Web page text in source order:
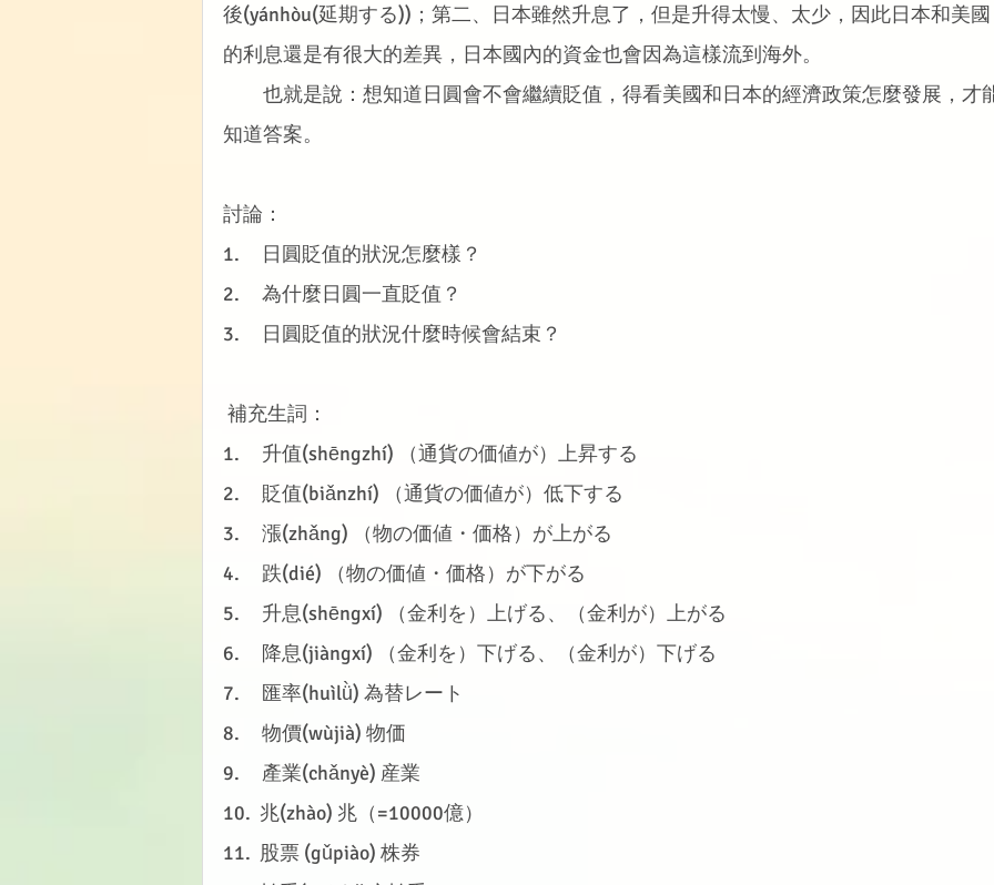
後(yánhòu(延期する))；第二、日本雖然升息了，但是升得太慢、太少，因此日本和美國
的利息還是有很大的差異，日本國內的資金也會因為這樣流到海外。
也就是說：想知道日圓會不會繼續貶值，得看美國和日本的經濟政策怎麼發展，才
知道答案。
討論：
1.     日圓貶值的狀況怎麼樣？
2.     為什麼日圓一直貶值？
3.     日圓貶值的狀況什麼時候會結束？
補充生詞：
1.     升值(shēngzhí) （通貨の価値が）上昇する
2.     貶值(biǎnzhí) （通貨の価値が）低下する
3.     漲(zhǎng) （物の価値・価格）が上がる
4.     跌(dié) （物の価値・価格）が下がる
5.     升息(shēngxí) （金利を）上げる、（金利が）上がる
6.     降息(jiàngxí) （金利を）下げる、（金利が）下げる
7.     匯率(huìlǜ) 為替レート
8.     物價(wùjià) 物価
9.     產業(chǎnyè) 産業
10.  兆(zhào) 兆（=10000億）
11.  股票 (gǔpiào) 株券